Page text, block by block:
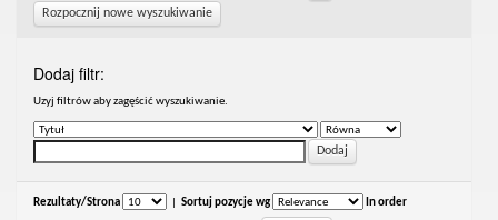
Rozpocznij nowe wyszukiwanie
Dodaj filtr:
Uzyj filtrów aby zagęścić wyszukiwanie.
Rezultaty/Strona Sortuj pozycje wg In order